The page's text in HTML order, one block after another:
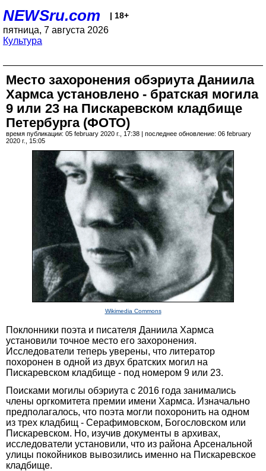
NEWSru.com | 18+
пятница, 7 августа 2026
Культура
Место захоронения обэриута Даниила
Хармса установлено - братская могила
9 или 23 на Пискаревском кладбище
Петербурга (ФОТО)
время публикации: 05 february 2020 г., 17:38 | последнее обновление: 06 february
2020 г., 15:05
Wikimedia Commons
Поклонники поэта и писателя Даниила Хармса
установили точное место его захоронения.
Исследователи теперь уверены, что литератор
похоронен в одной из двух братских могил на
Пискаревском кладбище - под номером 9 или 23.
Поисками могилы обэриута с 2016 года занимались
члены оргкомитета премии имени Хармса. Изначально
предполагалось, что поэта могли похоронить на одном
из трех кладбищ - Серафимовском, Богословском или
Пискаревском. Но, изучив документы в архивах,
исследователи установили, что из района Арсенальной
улицы покойников вывозились именно на Пискаревское
кладбище.